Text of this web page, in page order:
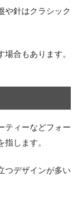
や針はクラシック
合もあります。
ティーなどフォー
します。
つデザインが多い